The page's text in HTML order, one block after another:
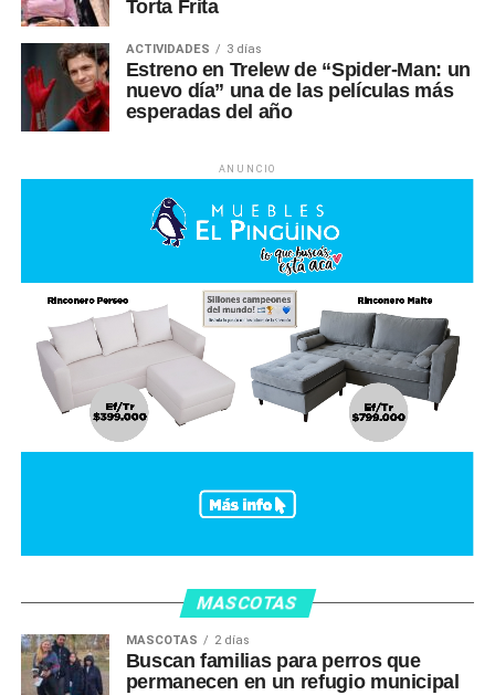
Torta Frita
ACTIVIDADES 3 días
Estreno en Trelew de “Spider-Man: un
nuevo día” una de las películas más
esperadas del año
ANUNCIO
MASCOTAS
MASCOTAS 2 días
Buscan familias para perros que
permanecen en un refugio municipal